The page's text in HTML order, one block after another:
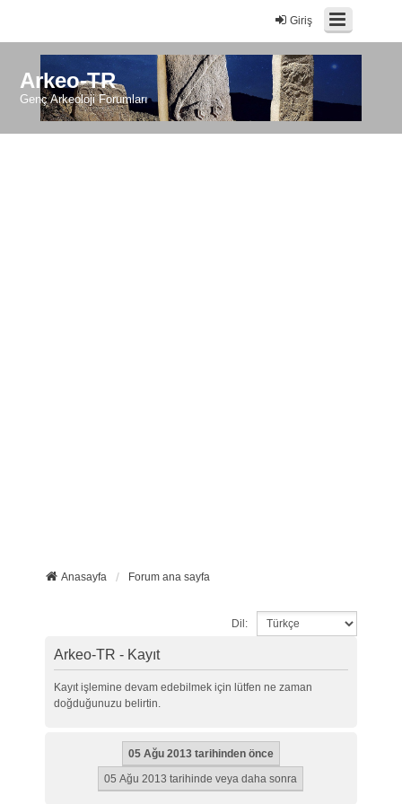
Giriş
Arkeo-TR
Genç Arkeoloji Forumları
Anasayfa Forum ana sayfa
Dil:
Arkeo-TR - Kayıt
Kayıt işlemine devam edebilmek için lütfen ne zaman
doğduğunuzu belirtin.